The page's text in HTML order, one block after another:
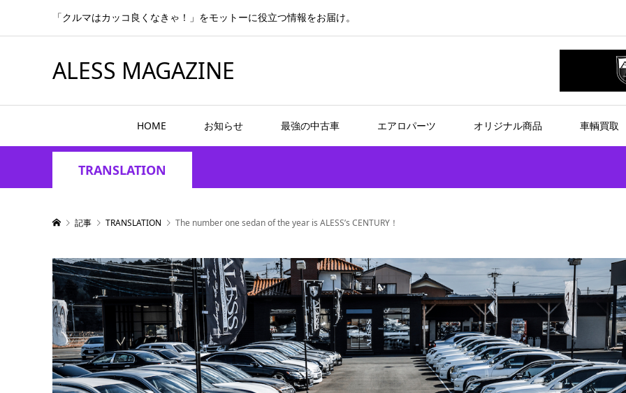
「クルマはカッコ良くなきゃ！」をモットーに役立つ情報をお届け。
ALESS MAGAZINE
HOME お知らせ 最強の中古車 エアロパーツ オリジナル商品 車輌買取
TRANSLATION
記事 TRANSLATION The number one sedan of the year is ALESS’s CENTURY！